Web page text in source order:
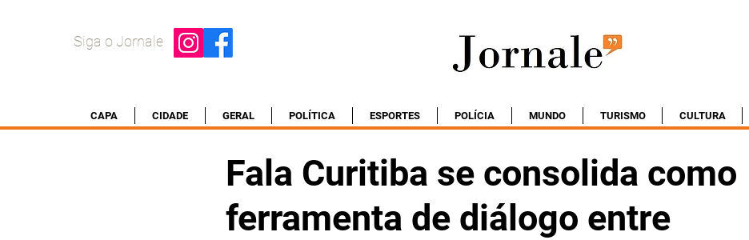
Siga o Jornale
CAPA CIDADE GERAL POLÍTICA ESPORTES POLÍCIA MUNDO TURISMO CULTURA
Fala Curitiba se consolida como
ferramenta de diálogo entre